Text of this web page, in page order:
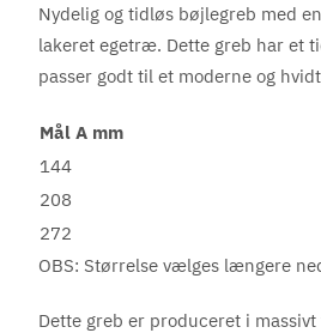
Nydelig og tidløs bøjlegreb med
lakeret egetræ. Dette greb har et
passer godt til et moderne og
Mål A mm
144
208
272
OBS: Størrelse vælges længere
Dette greb er produceret i